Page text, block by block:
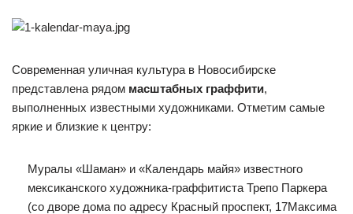
Современная уличная культура в Новосибирске
представлена рядом масштабных граффити,
выполненных известными художниками. Отметим самые
яркие и близкие к центру:
Муралы «Шаман» и «Календарь майя» известного
мексиканского художника-граффитиста Трепо Паркера
(со дворе дома по адресу Красный проспект, 17​Максима